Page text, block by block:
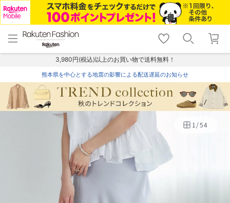
menu home
トップ
shopping_cart lock_outline
ログイン
3,980円(税込)以上のお買い物で送料無料！
熊本県を中心とする地震の影響による配送遅延のお知らせ
1/54